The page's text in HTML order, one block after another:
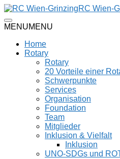
RC Wien-
MENUMENU
Home
Rotary
Rotary
20 Vorteile einer
Schwerpunkte
Services
Organisation
Foundation
Team
Mitglieder
Inklusion & Vielfalt
Inklusion
UNO-SDGs und